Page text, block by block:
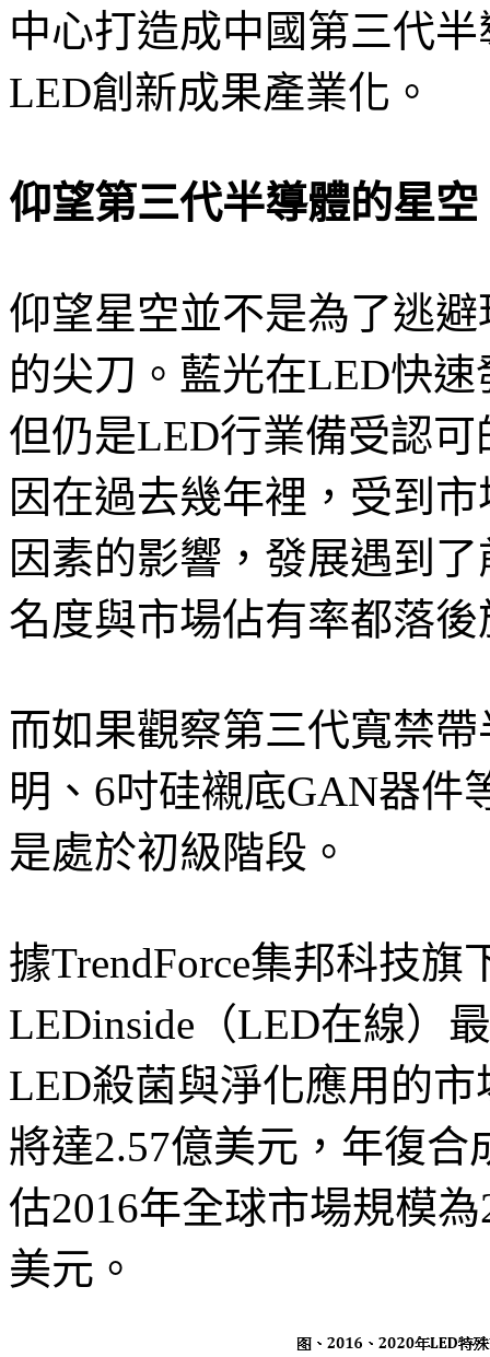
中心打造成中國第三代
LED創新成果產業化。
仰望第三代半導體的星空
仰望星空並不是為了逃
的尖刀。藍光在LED快
但仍是LED行業備受認
因在過去幾年裡，受到
因素的影響，發展遇到
名度與市場佔有率都落
而如果觀察第三代寬禁
明、6吋硅襯底GAN器件
是處於初級階段。
據TrendForce集邦科技
LEDinside（LED在線）
LED殺菌與淨化應用的市
將達2.57億美元，年復
估2016年全球市場規模
美元。